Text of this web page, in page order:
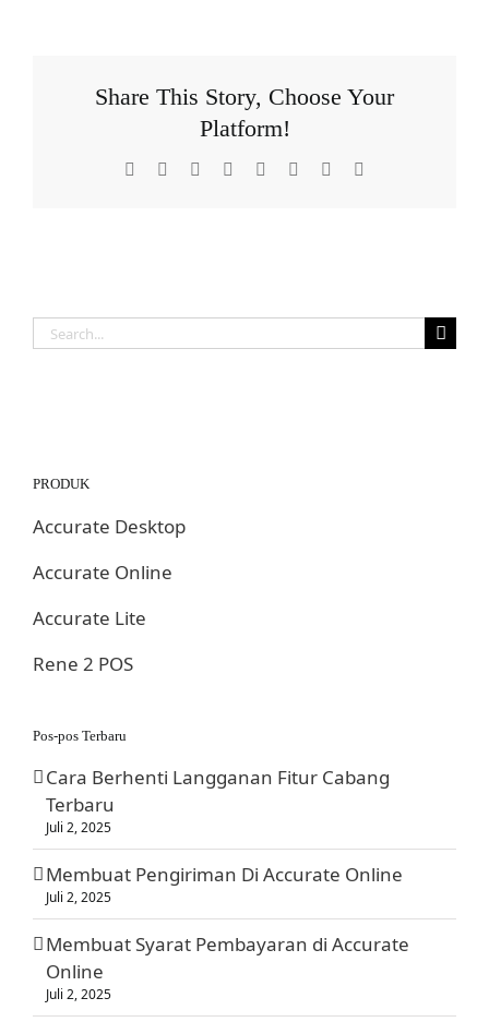
Share This Story, Choose Your
Platform!
Facebook Reddit LinkedIn
TumblrPinterest
Search
for:
PRODUK
Accurate Desktop
Accurate Online
Accurate Lite
Rene 2 POS
Pos-pos Terbaru
Cara Berhenti Langganan Fitur Cabang
Terbaru
Juli 2, 2025
Membuat Pengiriman Di Accurate Online
Juli 2, 2025
Membuat Syarat Pembayaran di Accurate
Online
Juli 2, 2025